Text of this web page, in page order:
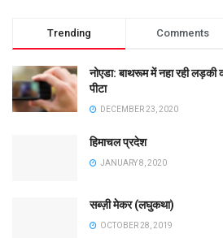
Trending Comments
नोएडा: बाथरूम में नहा रही लड़की
पीटा
DECEMBER 23, 2020
हिमाचल प्रदेश
JANUARY 8, 2020
सब्ज़ी मेकर (लघुकथा)
OCTOBER 28, 2019